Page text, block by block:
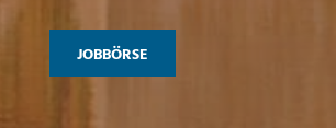
JOBBÖRSE